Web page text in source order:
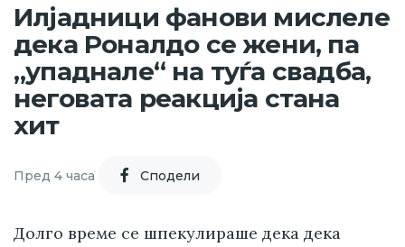
Илјадници фанови мислеле
дека Роналдо се жени, па
„упаднале“ на туѓа свадба,
неговата реакција стана
хит
Пред 4 часа Cподели
Долго време се шпекулираше дека дека